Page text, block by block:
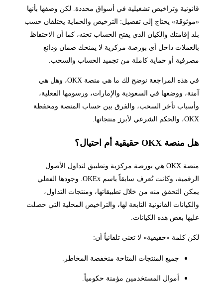
قانونية وتراخيص تشغيلية في أسواق محددة. لكن وصفها بأنها
«موثوقة» يحتاج إلى تفصيل: الترخيص والحماية يختلفان حسب
بلد إقامتك والكيان الذي يفتح الحساب تحته، كما أن الاحتفاظ
بالعملات داخل أي بورصة مركزية لا يمنحك ضمان ودائع
مصرفية أو حماية كاملة من تجميد الحساب والسحب.
في هذه المراجعة نوضح لك ما هي منصة OKX، وهل هي
آمنة، ووضعها في السعودية والإمارات، ورسومها الفعلية،
وأسباب تأخر السحب، والفرق بين حساب المنصة ومحفظة
OKX، والحكم الشرعي لأبرز منتجاتها.
هل منصة OKX حقيقية أم احتيال؟
منصة OKX هي بورصة مركزية وتطبيق لتداول الأصول
الرقمية، وكانت تُعرف سابقاً باسم OKEx. وجودها الفعلي
يمكن التحقق منه من خلال تطبيقاتها، ومنتجات التداول،
والكيانات القانونية التابعة لها، والتراخيص المحلية التي حصلت
عليها بعض هذه الكيانات.
لكن كلمة «حقيقية» لا تعني تلقائياً أن:
جميع المنتجات المتاحة منخفضة المخاطر.
أموال المستخدمين مؤمنة حكومياً.